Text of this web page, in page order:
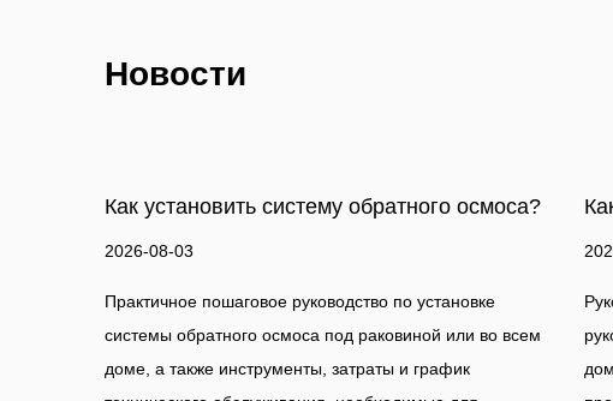
Новости
осмоса?
или во всем
Как сделать фильтр для воды?
Руководство по фильтрации воды Практическое
руководство по сборке простого фильтра для воды в
домашних условиях, а также наглядное сравнение с